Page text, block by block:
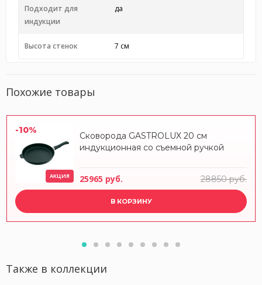
Подходит для
индукции
да
Высота стенок 7 см
Похожие товары
-10%
АКЦИЯ
Сковорода GASTROLUX 20 см
индукционная со съемной ручкой
25965 руб. 28850 руб.
В КОРЗИНУ
Также в коллекции